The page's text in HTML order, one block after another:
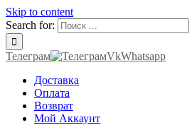
Skip to content
Search for:
Телеграм VkWhatsapp
Доставка
Оплата
Возврат
Мой Аккаунт